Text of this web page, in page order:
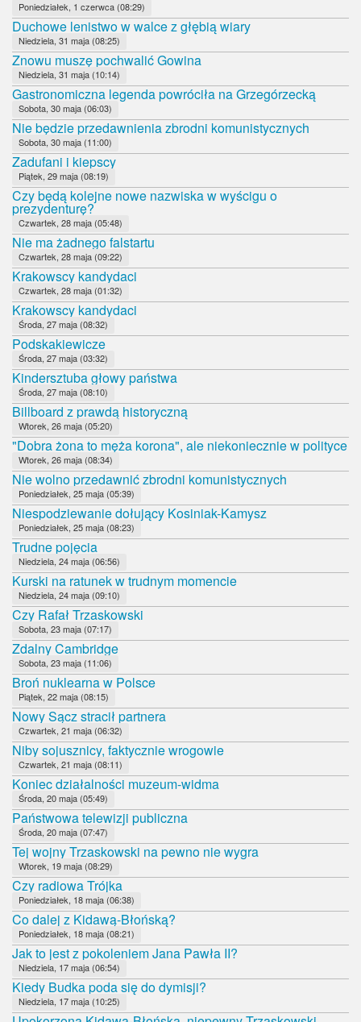
Poniedziałek, 1 czerwca (08:29)
Duchowe lenistwo w walce z głębią wiary
Niedziela, 31 maja (08:25)
Znowu muszę pochwalić Gowina
Niedziela, 31 maja (10:14)
Gastronomiczna legenda powróciła na Grzegórzecką
Sobota, 30 maja (06:03)
Nie będzie przedawnienia zbrodni komunistycznych
Sobota, 30 maja (11:00)
Zadufani i kiepscy
Piątek, 29 maja (08:19)
Czy będą kolejne nowe nazwiska w wyścigu o
prezydenturę?
Czwartek, 28 maja (05:48)
Nie ma żadnego falstartu
Czwartek, 28 maja (09:22)
Krakowscy kandydaci
Czwartek, 28 maja (01:32)
Krakowscy kandydaci
Środa, 27 maja (08:32)
Podskakiewicze
Środa, 27 maja (03:32)
Kindersztuba głowy państwa
Środa, 27 maja (08:10)
Billboard z prawdą historyczną
Wtorek, 26 maja (05:20)
"Dobra żona to męża korona", ale niekoniecznie w polityce
Wtorek, 26 maja (08:34)
Nie wolno przedawnić zbrodni komunistycznych
Poniedziałek, 25 maja (05:39)
Niespodziewanie dołujący Kosiniak-Kamysz
Poniedziałek, 25 maja (08:23)
Trudne pojęcia
Niedziela, 24 maja (06:56)
Kurski na ratunek w trudnym momencie
Niedziela, 24 maja (09:10)
Czy Rafał Trzaskowski
Sobota, 23 maja (07:17)
Zdalny Cambridge
Sobota, 23 maja (11:06)
Broń nuklearna w Polsce
Piątek, 22 maja (08:15)
Nowy Sącz stracił partnera
Czwartek, 21 maja (06:32)
Niby sojusznicy, faktycznie wrogowie
Czwartek, 21 maja (08:11)
Koniec działalności muzeum-widma
Środa, 20 maja (05:49)
Państwowa telewizji publiczna
Środa, 20 maja (07:47)
Tej wojny Trzaskowski na pewno nie wygra
Wtorek, 19 maja (08:29)
Czy radiowa Trójka
Poniedziałek, 18 maja (06:38)
Co dalej z Kidawą-Błońską?
Poniedziałek, 18 maja (08:21)
Jak to jest z pokoleniem Jana Pawła II?
Niedziela, 17 maja (06:54)
Kiedy Budka poda się do dymisji?
Niedziela, 17 maja (10:25)